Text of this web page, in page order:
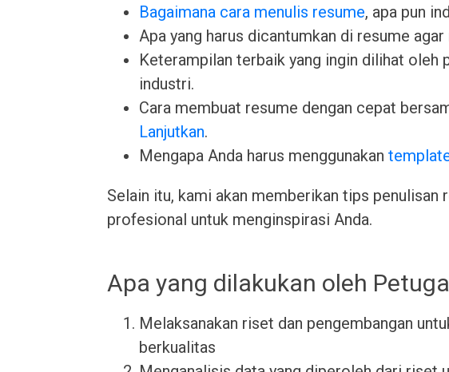
Bagaimana cara menulis resume, apa pun
Apa yang harus dicantumkan di resume
Keterampilan terbaik yang ingin dilihat oleh
industri.
Cara membuat resume dengan cepat
Lanjutkan.
Mengapa Anda harus menggunakan
Selain itu, kami akan memberikan tips penulisan
profesional untuk menginspirasi Anda.
Apa yang dilakukan oleh
Melaksanakan riset dan pengembangan
berkualitas